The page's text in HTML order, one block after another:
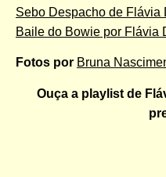
Sebo Despacho de Flávia
Baile do Bowie por Flávia
Fotos por Bruna
Ouça a playlist de